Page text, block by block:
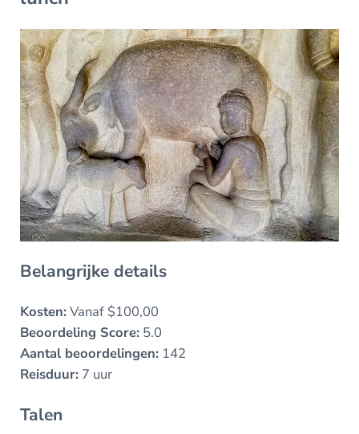
Belangrijke details
Kosten:Vanaf $100,00
Beoordeling Score:5.0
Aantal beoordelingen:142
Reisduur:7 uur
Talen